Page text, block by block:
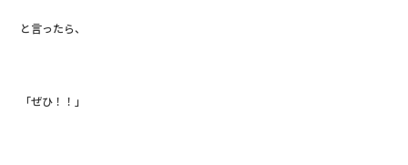
と言ったら、
「ぜひ！！」